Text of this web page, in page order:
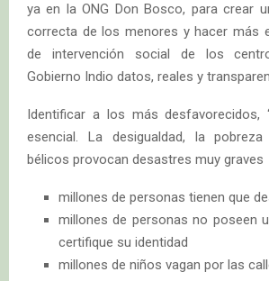
ya en la ONG Don Bosco, para crear
correcta de los menores y hacer más
de intervención social de los
Gobierno Indio datos, reales y
Identificar a los más desfavorecidos,
esencial. La desigualdad, la
bélicos provocan desastres muy graves
millones de personas tienen que
millones de personas no poseen
certifique su identidad
millones de niños vagan por las